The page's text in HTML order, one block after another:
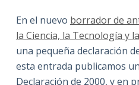
En el nuevo borrador de
la Ciencia, la Tecnología y
una pequeña declaración
esta entrada publicamos
Declaración de 2000, y en